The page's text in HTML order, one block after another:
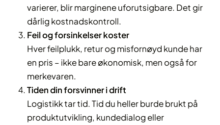
varierer, blir marginene uforutsigbare. Det gir
dårlig kostnadskontroll.
Feil og forsinkelser koster
Hver feilplukk, retur og misfornøyd kunde har
en pris – ikke bare økonomisk, men også for
merkevaren.
Tiden din forsvinner i drift
Logistikk tar tid. Tid du heller burde brukt på
produktutvikling, kundedialog eller